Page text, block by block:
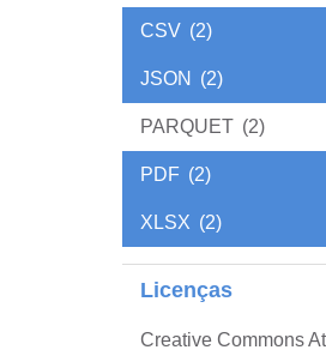
CSV (2)
JSON (2)
PARQUET (2)
PDF (2)
XLSX (2)
Licenças
Creative Commons